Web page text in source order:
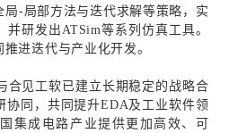
局-局部方法与迭代求解等策略，实
并研发出 ATSim等系列仿真工具。
进迭代与产业化开发。
合见工软已建立长期稳定的战略合
协同，共同提升EDA 及工业软件领
集成电路产业提供更加高效、可